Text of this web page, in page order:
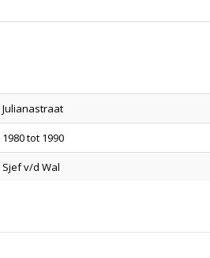
Julianastraat
1980 tot 1990
Sjef v/d Wal